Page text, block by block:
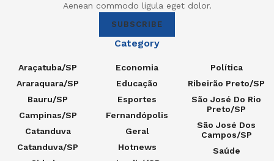
Aenean commodo ligula eget dolor.
SUBSCRIBE
Category
Araçatuba/SP
Araraquara/SP
Bauru/SP
Campinas/SP
Catanduva
Catanduva/SP
Economia
Educação
Esportes
Fernandópolis
Geral
Hotnews
Política
Ribeirão Preto/SP
São José Do Rio
Preto/SP
São José Dos
Campos/SP
Saúde